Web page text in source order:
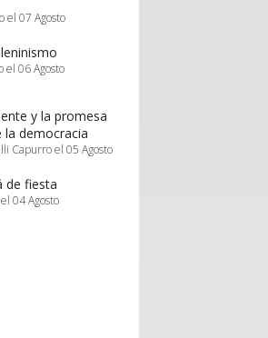
el 07 Agosto
el 06 Agosto
y la promesa
la democracia
Capurro el 05 Agosto
de fiesta
04 Agosto